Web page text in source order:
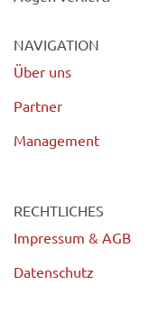
NAVIGATION
Über uns
Partner
Management
RECHTLICHES
Impressum & AGB
Datenschutz